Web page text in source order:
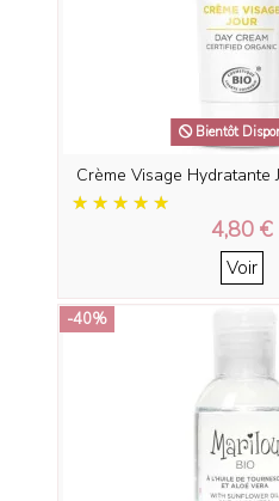
Bientôt
Crème Visage Hydratante
4,80 €
Voir
-40%